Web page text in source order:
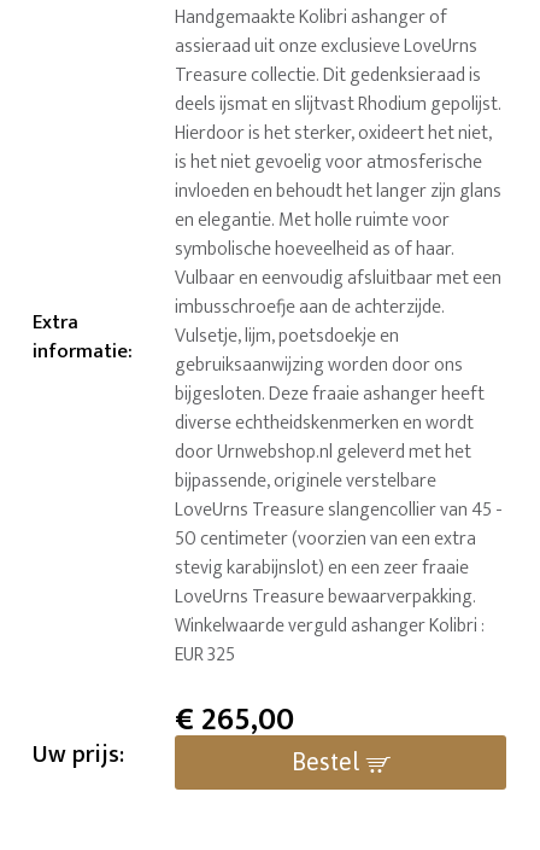
Extra
informatie:
Handgemaakte Kolibri ashanger of
assieraad uit onze exclusieve LoveUrns
Treasure collectie. Dit gedenksieraad is
deels ijsmat en slijtvast Rhodium gepolijst.
Hierdoor is het sterker, oxideert het niet,
is het niet gevoelig voor atmosferische
invloeden en behoudt het langer zijn glans
en elegantie. Met holle ruimte voor
symbolische hoeveelheid as of haar.
Vulbaar en eenvoudig afsluitbaar met een
imbusschroefje aan de achterzijde.
Vulsetje, lijm, poetsdoekje en
gebruiksaanwijzing worden door ons
bijgesloten. Deze fraaie ashanger heeft
diverse echtheidskenmerken en wordt
door Urnwebshop.nl geleverd met het
bijpassende, originele verstelbare
LoveUrns Treasure slangencollier van 45 -
50 centimeter (voorzien van een extra
stevig karabijnslot) en een zeer fraaie
LoveUrns Treasure bewaarverpakking.
Winkelwaarde verguld ashanger Kolibri :
EUR 325
Uw prijs:
€265,00
Bestel